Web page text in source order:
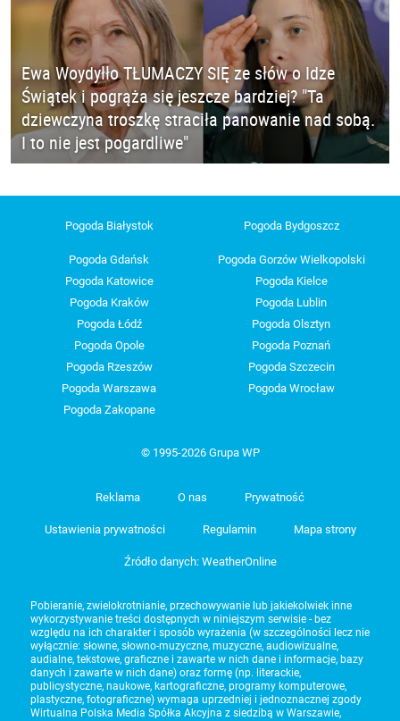
Ewa Woydyłło TŁUMACZY SIĘ ze słów o Idze
Świątek i pogrąża się jeszcze bardziej? "Ta
dziewczyna troszkę straciła panowanie nad sobą.
I to nie jest pogardliwe"
Pogoda Białystok Pogoda Bydgoszcz
Pogoda Gdańsk
Pogoda Gorzów Wielkopolski
Pogoda Katowice
Pogoda Kielce
Pogoda Kraków
Pogoda Lublin
Pogoda Łódź
Pogoda Olsztyn
Pogoda Opole
Pogoda Poznań
Pogoda Rzeszów
Pogoda Szczecin
Pogoda Warszawa
Pogoda Wrocław
Pogoda Zakopane
© 1995-2026 Grupa WP
Reklama O nas Prywatność
Ustawienia prywatności Regulamin Mapa strony
Źródło danych: WeatherOnline
Pobieranie, zwielokrotnianie, przechowywanie lub jakiekolwiek inne
wykorzystywanie treści dostępnych w niniejszym serwisie - bez
względu na ich charakter i sposób wyrażenia (w szczególności lecz nie
wyłącznie: słowne, słowno-muzyczne, muzyczne, audiowizualne,
audialne, tekstowe, graficzne i zawarte w nich dane i informacje, bazy
danych i zawarte w nich dane) oraz formę (np. literackie,
publicystyczne, naukowe, kartograficzne, programy komputerowe,
plastyczne, fotograficzne) wymaga uprzedniej i jednoznacznej zgody
Wirtualna Polska Media Spółka Akcyjna z siedzibą w Warszawie,